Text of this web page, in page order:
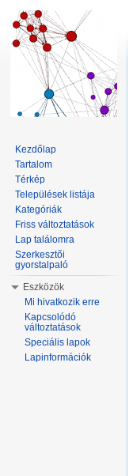
Kezdőlap
Tartalom
Térkép
Települések listája
Kategóriák
Friss változtatások
Lap találomra
Szerkesztői
gyorstalpaló
Eszközök
Mi hivatkozik erre
Kapcsolódó
változtatások
Speciális lapok
Lapinformációk